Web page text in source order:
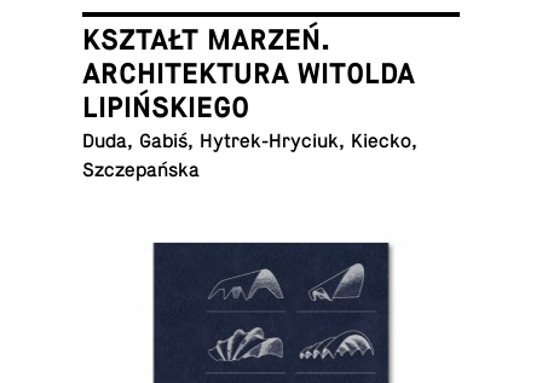
KSZTAŁT MARZEŃ.
ARCHITEKTURA WITOLDA
LIPIŃSKIEGO
Duda, Gabiś, Hy­trek-Hry­ciuk, Kiecko,
Szczepańska